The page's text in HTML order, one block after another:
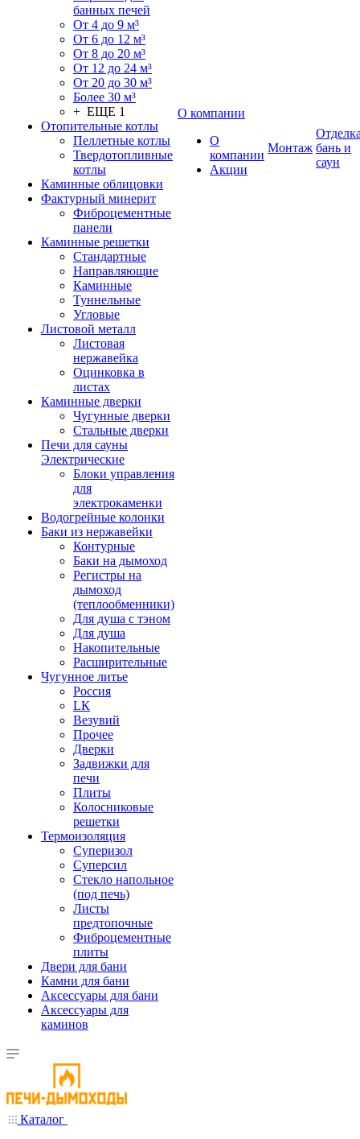
банных печей
От 4 до 9 м³
От 6 до 12 м³
От 8 до 20 м³
От 12 до 24 м³
От 20 до 30 м³
Более 30 м³
+ ЕЩЕ 1
Отопительные котлы
Пеллетные котлы
Твердотопливные
котлы
Каминные облицовки
Фактурный минерит
Фиброцементные
панели
Каминные решетки
Стандартные
Направляющие
Каминные
Туннельные
Угловые
Листовой металл
Листовая
нержавейка
Оцинковка в
листах
Каминные дверки
Чугунные дверки
Стальные дверки
Печи для сауны
Электрические
Блоки управления
для
электрокаменки
Водогрейные колонки
Баки из нержавейки
Контурные
Баки на дымоход
Регистры на
дымоход
(теплообменники)
Для душа с тэном
Для душа
Накопительные
Расширительные
Чугунное литье
Россия
LК
Везувий
Прочее
Дверки
Задвижки для
печи
Плиты
Колосниковые
решетки
Термоизоляция
Суперизол
Суперсил
Стекло напольное
(под печь)
Листы
предтопочные
Фиброцементные
плиты
Двери для бани
Камни для бани
Аксессуары для бани
Аксессуары для
каминов
О компании
О
компании
Акции
Монтаж бань и
саун
Каталог